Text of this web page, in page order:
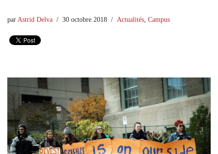
par Astrid Delva 30 octobre 2018 Actualités Campus